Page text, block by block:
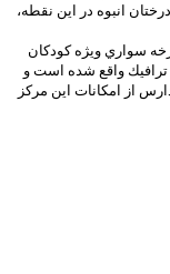
انبوه در اين نقطه،
دوچرخه سواري ويژه كودكان
طول 300 متر در بوستان ترافيك واقع شده است و
از امكانات اين مركز